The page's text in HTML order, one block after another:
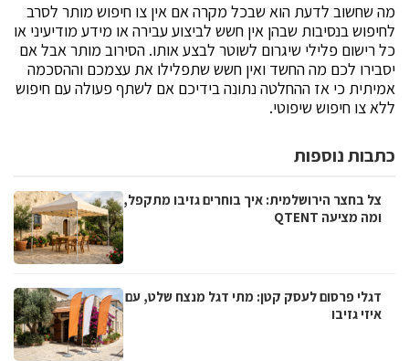
מה שחשוב לדעת הוא שבכל מקרה אם אין צו חיפוש מותר לסרב
לחיפוש בנסיבות שבהן אין חשש לביצוע עבירה או מידע מודיעיני או
כל רישום פלילי שיגרום לשוטר לבצע אותו. הסירוב מותר אבל אם
יסבירו לכם מה החשד ואין חשש שתפלילו את עצמכם וההסכמה
אמיתית כי אז ההחלטה נתונה בידיכם אם לשתף פעולה עם חיפוש
ללא צו חיפוש שיפוטי.
כתבות נוספות
צל בחצר הירושלמית: איך בוחרים גזיבו מתקפל,
ומה מציעה QTENT
דגלי פרסום לעסק קטן: מתי דגל מנצח שלט, עם
איזי גזיבו